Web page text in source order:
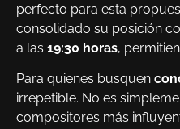
perfecto para esta
consolidado su posición
a las 19:30 horas,
Para quienes busquen
irrepetible. No es
compositores más